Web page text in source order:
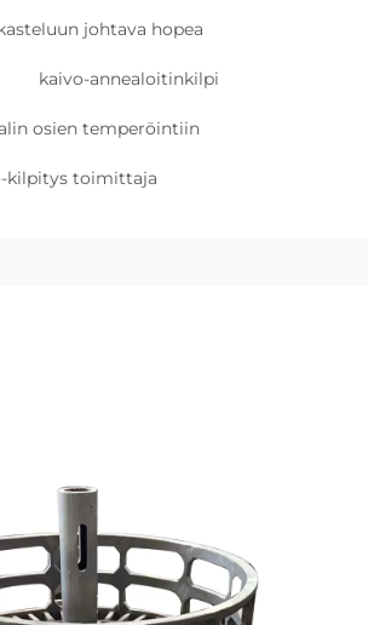
johtava hopea
kaivo-annealoitinkilpi
osien temperöintiin
kilpitys toimittaja